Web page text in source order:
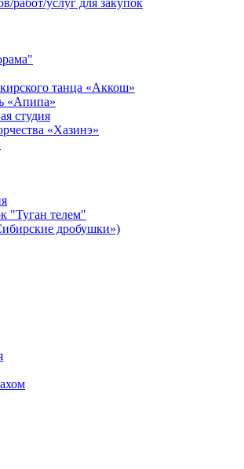
работ/услуг для закупок
танца «Аккош»
«Апипа»
студия
«Хазинэ»
"Туган телем"
дробушки»)